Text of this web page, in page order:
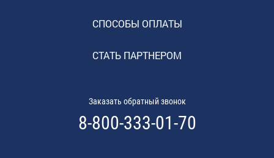
СПОСОБЫ ОПЛАТЫ
СТАТЬ ПАРТНЕРОМ
Заказать обратный звонок
8-800-333-01-70